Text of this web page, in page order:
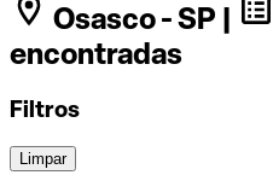
Osasco - SP |
encontradas
Filtros
Limpar